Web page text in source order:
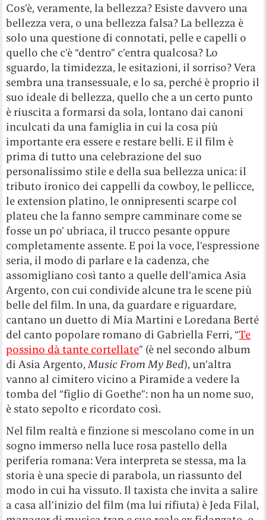
Cos’è, veramente, la bellezza? Esiste davvero una
bellezza vera, o una bellezza falsa? La bellezza è
solo una questione di connotati, pelle e capelli o
quello che c’è “dentro” c’entra qualcosa? Lo
sguardo, la timidezza, le esitazioni, il sorriso? Vera
sembra una transessuale, e lo sa, perché è proprio il
suo ideale di bellezza, quello che a un certo punto
è riuscita a formarsi da sola, lontano dai canoni
inculcati da una famiglia in cui la cosa più
importante era essere e restare belli. E il film è
prima di tutto una celebrazione del suo
personalissimo stile e della sua bellezza unica: il
tributo ironico dei cappelli da cowboy, le pellicce,
le extension platino, le onnipresenti scarpe col
plateu che la fanno sempre camminare come se
fosse un po’ ubriaca, il trucco pesante oppure
completamente assente. E poi la voce, l’espressione
seria, il modo di parlare e la cadenza, che
assomigliano così tanto a quelle dell’amica Asia
Argento, con cui condivide alcune tra le scene più
belle del film. In una, da guardare e riguardare,
cantano un duetto di Mia Martini e Loredana Berté
del canto popolare romano di Gabriella Ferri, “Te
possino dà tante cortellate” (è nel secondo album
di Asia Argento,Music From My Bed), un’altra
vanno al cimitero vicino a Piramide a vedere la
tomba del “figlio di Goethe”: non ha un nome suo,
è stato sepolto e ricordato così.
Nel film realtà e finzione si mescolano come in un
sogno immerso nella luce rosa pastello della
periferia romana: Vera interpreta se stessa, ma la
storia è una specie di parabola, un riassunto del
modo in cui ha vissuto. Il taxista che invita a salire
a casa all’inizio del film (ma lui rifiuta) è Jeda Filal,